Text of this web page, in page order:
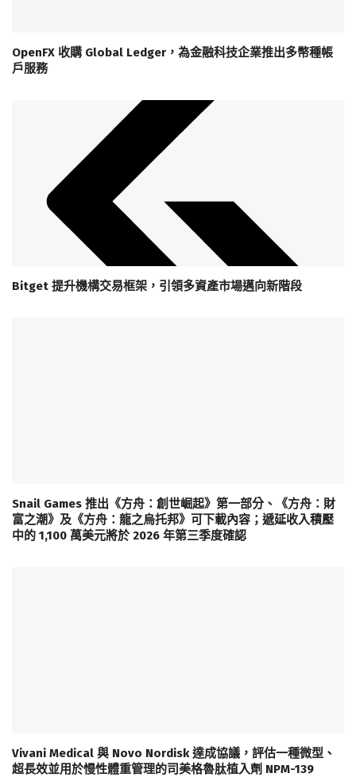
OpenFX 收購 Global Ledger，為金融科技企業推出多幣種帳
戶服務
Bitget 提升機構交易框架，引領多資產市場邁向新階段
Snail Games 推出《方舟：創世崛起》第一部分、《方舟：財
富之潮》及《方舟：龍之烏托邦》可下載內容；遞延收入積壓
中的 1,100 萬美元將於 2026 年第三季度確認
Vivani Medical 與 Novo Nordisk 達成協議，評估一種微型、
超長效並用於慢性體重管理的司美格魯肽植入劑 NPM-139